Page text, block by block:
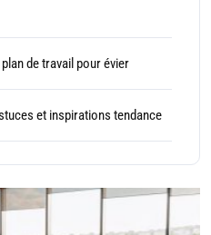
de travail pour évier
et inspirations tendance